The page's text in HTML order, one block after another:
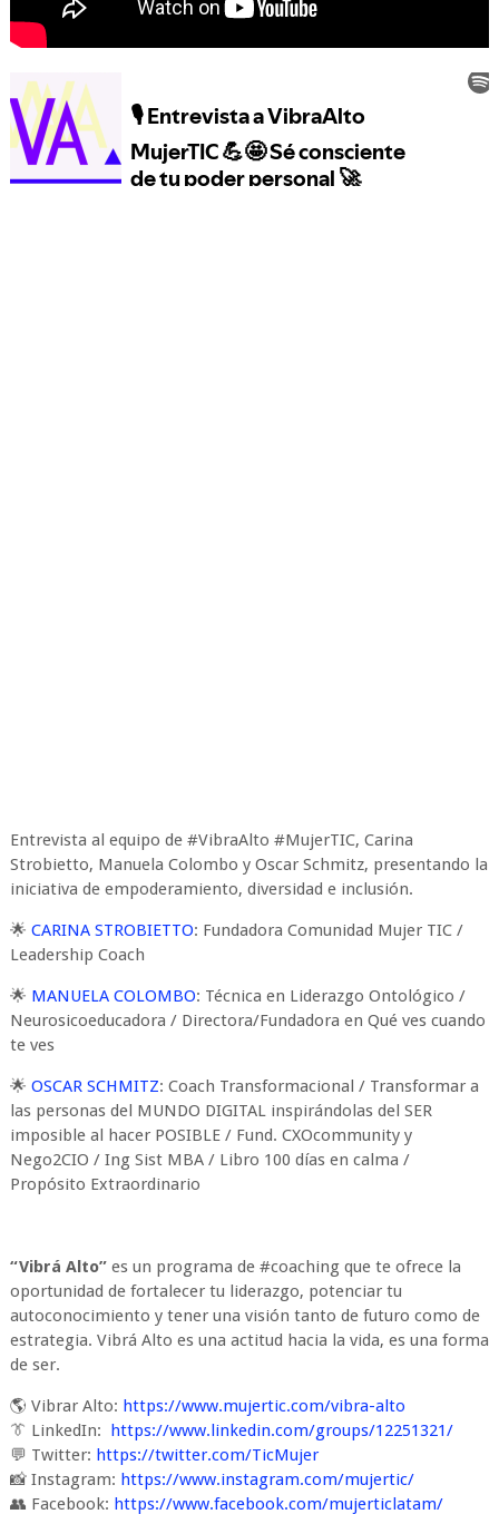
Entrevista al equipo de #VibraAlto #MujerTIC, Carina
Strobietto, Manuela Colombo y Oscar Schmitz, presentando la
iniciativa de empoderamiento, diversidad e inclusión.
🌟 CARINA STROBIETTO: Fundadora Comunidad Mujer TIC /
Leadership Coach
🌟 MANUELA COLOMBO: Técnica en Liderazgo Ontológico /
Neurosicoeducadora / Directora/Fundadora en Qué ves cuando
te ves
🌟 OSCAR SCHMITZ: Coach Transformacional / Transformar a
las personas del MUNDO DIGITAL inspirándolas del SER
imposible al hacer POSIBLE / Fund. CXOcommunity y
Nego2CIO / Ing Sist MBA / Libro 100 días en calma /
Propósito Extraordinario
“Vibrá Alto”es un programa de #coaching que te ofrece la
oportunidad de fortalecer tu liderazgo, potenciar tu
autoconocimiento y tener una visión tanto de futuro como de
estrategia. Vibrá Alto es una actitud hacia la vida, es una forma
de ser.
🌎 Vibrar Alto: https://www.mujertic.com/vibra-alto
👔 LinkedIn: https://www.linkedin.com/groups/12251321/
💬 Twitter: https://twitter.com/TicMujer
📸 Instagram: https://www.instagram.com/mujertic/
👥 Facebook: https://www.facebook.com/mujerticlatam/